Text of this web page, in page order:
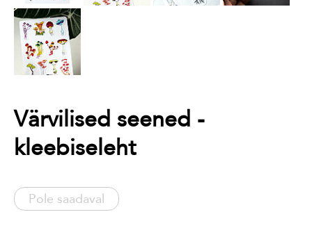
Värvilised seened -
kleebiseleht
Pole saadaval